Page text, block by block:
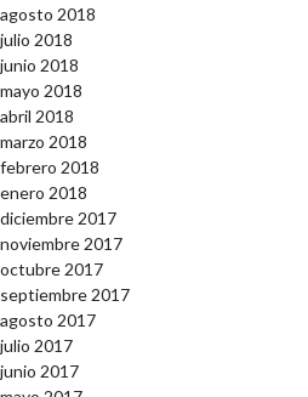
agosto 2018
julio 2018
junio 2018
mayo 2018
abril 2018
marzo 2018
febrero 2018
enero 2018
diciembre 2017
noviembre 2017
octubre 2017
septiembre 2017
agosto 2017
julio 2017
junio 2017